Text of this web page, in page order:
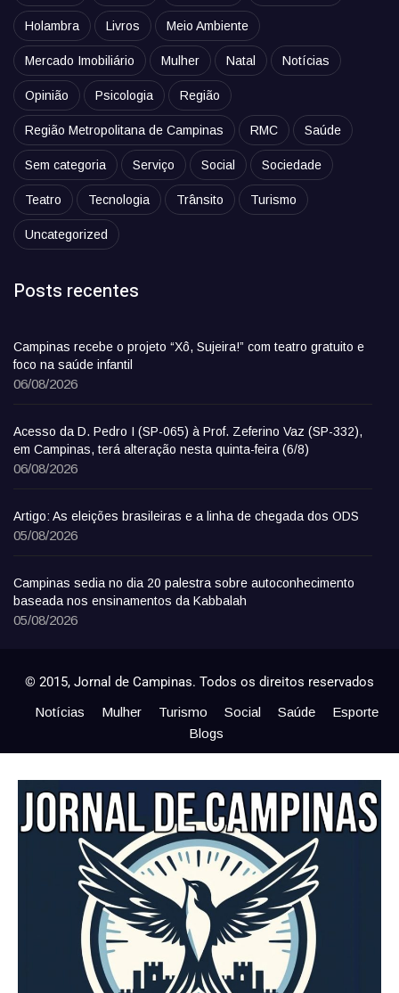
Holambra Livros Meio Ambiente
Mercado Imobiliário Mulher Natal Notícias
Opinião Psicologia Região
Região Metropolitana de Campinas RMC Saúde
Sem categoria Serviço Social Sociedade
Teatro Tecnologia Trânsito Turismo
Uncategorized
Posts recentes
Campinas recebe o projeto “Xô, Sujeira!” com teatro gratuito e
foco na saúde infantil
06/08/2026
Acesso da D. Pedro I (SP-065) à Prof. Zeferino Vaz (SP-332),
em Campinas, terá alteração nesta quinta-feira (6/8)
06/08/2026
Artigo: As eleições brasileiras e a linha de chegada dos ODS
05/08/2026
Campinas sedia no dia 20 palestra sobre autoconhecimento
baseada nos ensinamentos da Kabbalah
05/08/2026
© 2015, Jornal de Campinas. Todos os direitos reservados
Notícias Mulher Turismo Social Saúde
Esporte
Blogs